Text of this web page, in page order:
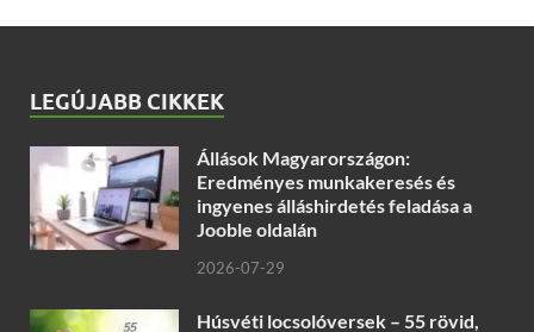
LEGÚJABB CIKKEK
Állások Magyarországon:
Eredményes munkakeresés és
ingyenes álláshirdetés feladása a
Jooble oldalán
2026-07-29
Húsvéti locsolóversek – 55 rövid,